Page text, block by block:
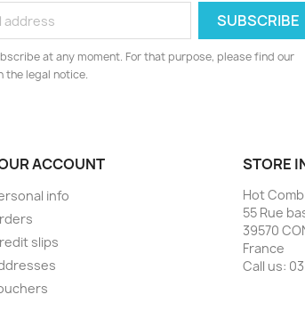
at any moment. For that purpose, please find our
the legal notice.
ACCOUNT
info
slips
STORE
Hot
55 Rue
39570
France
Call us: